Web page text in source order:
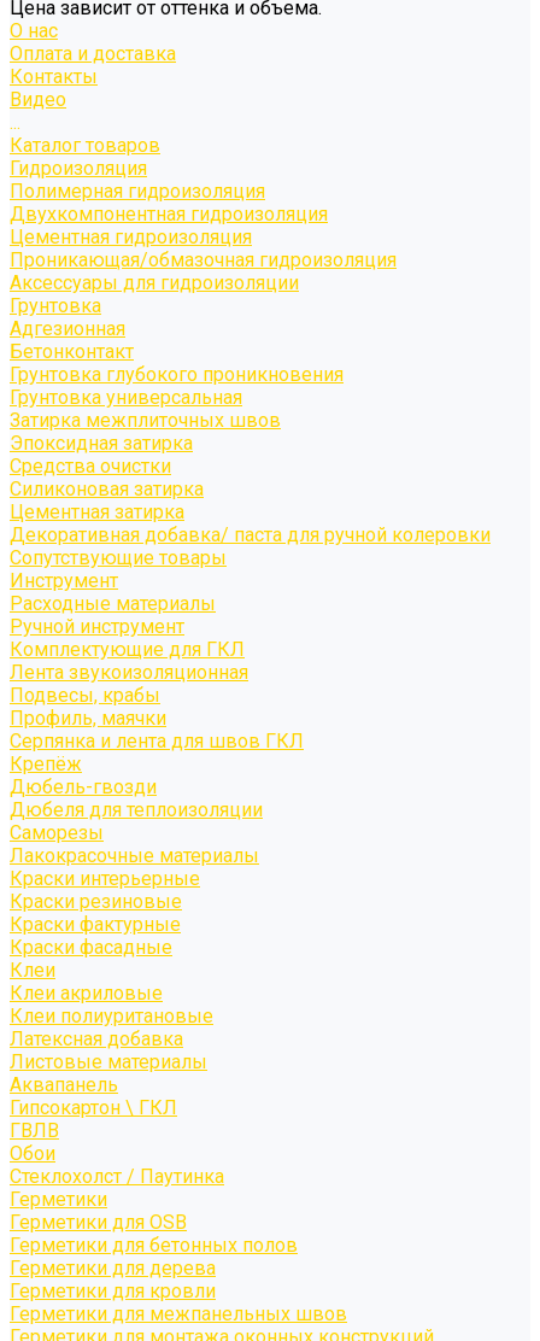
Цена зависит от оттенка и объема.
О нас
Оплата и доставка
Контакты
Видео
...
Каталог товаров
Гидроизоляция
Полимерная гидроизоляция
Двухкомпонентная гидроизоляция
Цементная гидроизоляция
Проникающая/обмазочная гидроизоляция
Аксессуары для гидроизоляции
Грунтовка
Адгезионная
Бетонконтакт
Грунтовка глубокого проникновения
Грунтовка универсальная
Затирка межплиточных швов
Эпоксидная затирка
Средства очистки
Силиконовая затирка
Цементная затирка
Декоративная добавка/ паста для ручной колеровки
Сопутствующие товары
Инструмент
Расходные материалы
Ручной инструмент
Комплектующие для ГКЛ
Лента звукоизоляционная
Подвесы, крабы
Профиль, маячки
Серпянка и лента для швов ГКЛ
Крепёж
Дюбель-гвозди
Дюбеля для теплоизоляции
Саморезы
Лакокрасочные материалы
Краски интерьерные
Краски резиновые
Краски фактурные
Краски фасадные
Клеи
Клеи акриловые
Клеи полиуритановые
Латексная добавка
Листовые материалы
Аквапанель
Гипсокартон \ ГКЛ
ГВЛВ
Обои
Стеклохолст / Паутинка
Герметики
Герметики для OSB
Герметики для бетонных полов
Герметики для дерева
Герметики для кровли
Герметики для межпанельных швов